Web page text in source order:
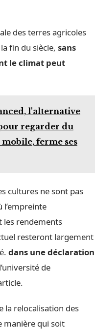
des terres agricoles
fin du siècle, sans
le climat peut
l'alternative
regarder du
ferme ses
cultures ne sont pas
l’empreinte
les rendements
resteront largement
dans une déclaration
de
la relocalisation des
manière qui soit